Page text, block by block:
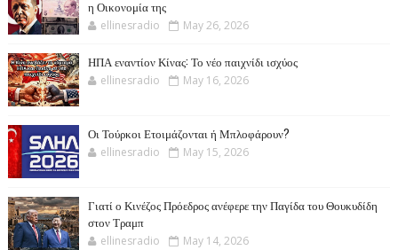
η Οικονομία της
ellinesradio May 26, 2026
ΗΠΑ εναντίον Κίνας: Το νέο παιχνίδι ισχύος
ellinesradio May 16, 2026
Οι Τούρκοι Ετοιμάζονται ή Μπλοφάρουν?
ellinesradio May 15, 2026
Γιατί ο Κινέζος Πρόεδρος ανέφερε την Παγίδα του Θουκυδίδη
στον Τραμπ
ellinesradio May 14, 2026